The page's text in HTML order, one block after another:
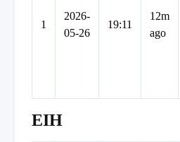
1
2026-
05-26
19:11
12m
ago
EIH